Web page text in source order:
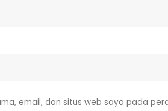
email, dan situs web saya pada